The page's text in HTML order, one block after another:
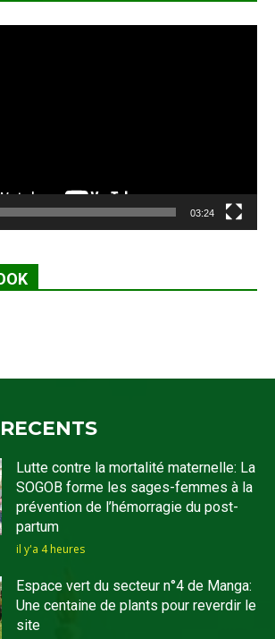
03:24
Lutte contre la mortalité maternelle: La
SOGOB forme les sages-femmes à la
prévention de l’hémorragie du post-
partum
il y'a 4 heures
Espace vert du secteur n°4 de Manga:
Une centaine de plants pour reverdir le
site